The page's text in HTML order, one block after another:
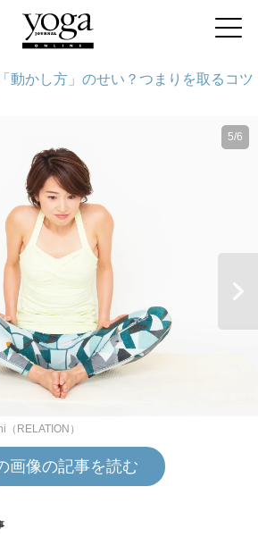
動かし方」のせい？つまりを取るコツ
5/6
RELATION）
画像の記事を読む